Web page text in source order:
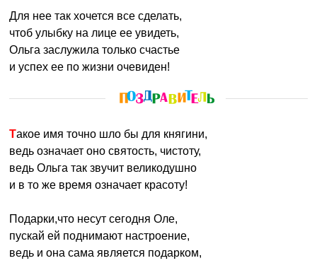
Для нее так хочется все сделать,
чтоб улыбку на лице ее увидеть,
Ольга заслужила только счастье
и успех ее по жизни очевиден!
Такое имя точно шло бы для княгини,
ведь означает оно святость, чистоту,
ведь Ольга так звучит великодушно
и в то же время означает красоту!
Подарки,что несут сегодня Оле,
пускай ей поднимают настроение,
ведь и она сама является подарком,